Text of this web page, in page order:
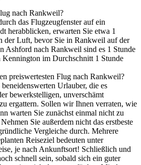
nach Rankweil?
das Flugzeugfenster auf ein
herabblicken, erwarten Sie etwa 1
der Luft, bevor Sie in Rankweil auf der
Ashford nach Rankweil sind es 1 Stunde
im Durchschnitt 1 Stunde
preiswertesten Flug nach Rankweil?
Urlauber, die es
bewerkstelligen, unverschämt
ergattern. Sollen wir Ihnen verraten, wie
warten Sie zunächst einmal nicht zu
Sie außerdem nicht das erstbeste
Vergleiche durch. Mehrere
Reiseziel bedeuten unter
je nach Ankunftsort! Schließlich und
schnell sein, sobald sich ein guter